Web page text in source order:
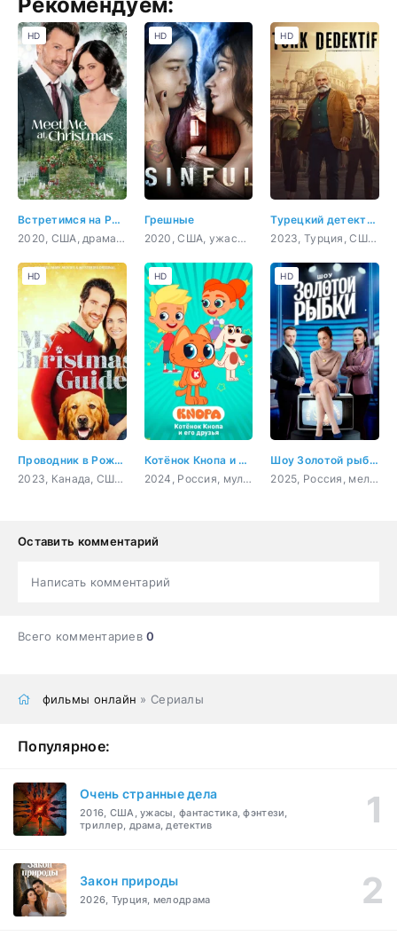
Встретимся на Рождество
2020, США, драма, мелодрама
HD
Грешные
2020, США, ужасы, триллер
HD
Турецкий детектив
2023, Турция, США, триллер, драма, криминал
HD
Проводник в Рождество
2023, Канада, США, мелодрама
HD
Котёнок Кнопа и его друзья
2024, Россия, мультфильм, комедия, приключения, семейный
HD
Шоу Золотой рыбки
2025, Россия, мелодрама
HD
Оставить комментарий
Написать комментарий
Всего комментариев0
фильмы онлайн » Сериалы
Популярное:
Очень странные дела
2016, США, ужасы, фантастика, фэнтези,
триллер, драма, детектив
Закон природы
2026, Турция, мелодрама